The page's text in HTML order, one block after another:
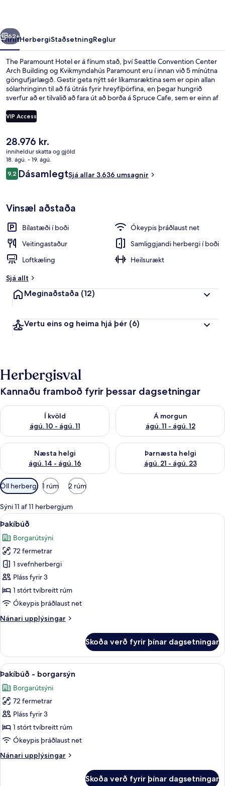
Næsta
62+
YfirlitHerbergiStaðsetningReglur
The Paramount Hotel er á fínum stað, því Seattle Convention Center
Arch Building og Kvikmyndahús Paramount eru í innan við 5 mínútna
göngufjarlægð. Gestir geta nýtt sér líkamsræktina sem er opin allan
sólarhringinn til að fá útrás fyrir hreyfiþörfina, en þegar hungrið
sverfur að er tilvalið að fara út að borða á Spruce Cafe, sem er einn af
hádegisverð. Meðal annarra hápunkta staðarins eru bar/setustofa
og skyndibitastaður/sælkeraverslun. Þægileg rúm og hjálpsamt
sem hafa heimsótt hann. Það er ekki langt að fara til að komast í
almenningssamgöngur: Westlake lestarstöðin er í 3 mínútna
göngufjarlægð og Westlake Ave Hub lestarstöðin í 4 mínútna.
VIP Access
Núverandi
verð
er
28.976 kr.
28.976 kr.
inniheldur skatta og gjöld
18. ágú. - 19. ágú.
Umsagnir
9,29,2 af 10
DásamlegtSjá allar 3.636 umsagnir
Vinsæl aðstaða
Bílastæði í boði
Ókeypis þráðlaust net
Veitingastaður
Samliggjandi herbergi í boði
Loftkæling
Heilsurækt
Sjá allt
Meginaðstaða (12)
Vertu eins og heima hjá þér (6)
Herbergisval
Kannaðu framboð fyrir þessar dagsetningar
Í kvöld
ágú. 10 - ágú. 11
Athuga framboð í kvöld ágú. 10 - ágú. 11
Á morgun
ágú. 11 - ágú. 12
Athuga framboð á morgun
Næsta helgi
ágú. 14 - ágú. 16
Athuga framboð næstu helgi ágú. 14 - ágú. 16
Þarnæsta helgi
ágú. 21 - ágú. 23
Athuga framboð þarnæstu
Síur
í
boði
fyrir
herbergi
Öll herbergi 1 rúm 2 rúm
Sýni 11 af 11 herbergjum
Skoða
allar
myndir
fyrir
Þakíbúð
Þakíbúð | Stofa | 55-tommu LED-
5
Þakíbúð
Borgarútsýni
72 fermetrar
1 svefnherbergi
Pláss fyrir 3
1 stórt tvíbreitt rúm
Ókeypis þráðlaust net
Nánari upplýsingar
Nánari
Skoða verð fyrir þínar dagsetningar
Skoða
allar
myndir
fyrir
Þakíbúð
-
borgarsýn
Þakíbúð - borgarsýn | Stofa | 55-
5
Þakíbúð - borgarsýn
Borgarútsýni
72 fermetrar
Pláss fyrir 3
1 stórt tvíbreitt rúm
Ókeypis þráðlaust net
Nánari upplýsingar
Nánari
Skoða verð fyrir þínar dagsetningar